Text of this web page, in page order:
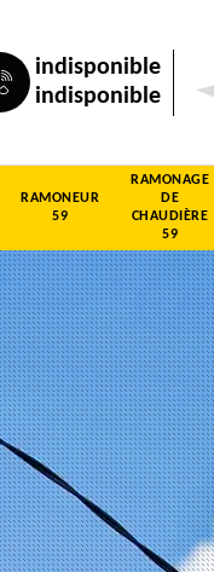
indisponible
indisponible
RAMONEUR
59
RAMONAGE
DE
CHAUDIÈRE
59